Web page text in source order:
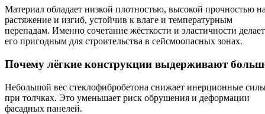
Материал обладает низкой плотностью, высокой прочностью
растяжение и изгиб, устойчив к влаге и температурным
перепадам. Именно сочетание жёсткости и эластичности делает
его пригодным для строительства в сейсмоопасных зонах.
Почему лёгкие конструкции выдерживают
Небольшой вес стеклофибробетона снижает инерционные
при толчках. Это уменьшает риск обрушения и деформации
фасадных панелей.